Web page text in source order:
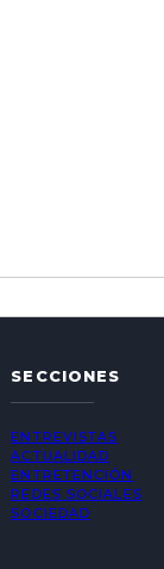
SECCIONES
ENTREVISTAS
ACTUALIDAD
ENTRETENCIÓN
REDES SOCIALES
SOCIEDAD